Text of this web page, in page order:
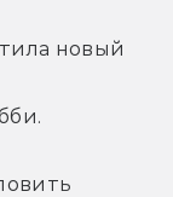
новый